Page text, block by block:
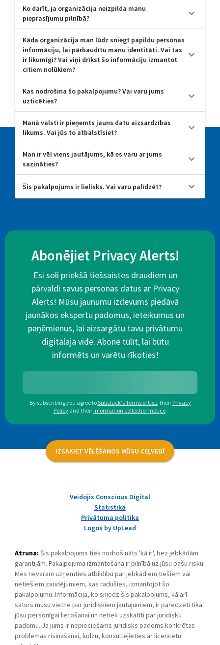
Ko darīt, ja organizācija neizpilda manu
pieprasījumu pilnībā?
Kāda organizācija man lūdz sniegt papildu personas
informāciju, lai pārbaudītu manu identitāti. Vai tas
ir likumīgi? Vai viņi drīkst šo informāciju izmantot
citiem nolūkiem?
Kas nodrošina šo pakalpojumu? Vai varu jums
uzticēties?
Manā valstī ir pieņemts jauns datu aizsardzības
likums. Vai jūs to atbalstīsiet?
Man ir vēl viens jautājums, kā es varu ar jums
sazināties?
Šis pakalpojums ir lielisks. Vai varu palīdzēt?
Abonējiet Privacy Alerts!
Esi soli priekšā tiešsaistes draudiem un
pārvaldi savus personas datus ar Privacy
Alerts! Mūsu jaunumu izdevums piedāvā
jaunākos ekspertu padomus, ieteikumus un
paņēmienus, lai aizsargātu tavu privātumu
digitālajā vidē. Abonē tūlīt, lai būtu
informēts un varētu rīkoties!
By subscribing you agree toSubstack's Terms of Use, their Privacy
Policy and their Information collection notice.
IZSAKIET VĒLĒŠANOS MŪSU CEĻVEDĪ
Veidojis Conscious Digital
Statistika
Privātuma politika
Logos by UpLead
Atruna: Šis pakalpojums tiek nodrošināts 'kā ir', bez jebkādām
garantijām. Pakalpojuma izmantošana ir pilnībā uz jūsu pašu risku.
Mēs nevaram uzņemties atbildību par jebkādiem tiešiem vai
netiešiem zaudējumiem, kas radušies, izmantojot šo
pakalpojumu. Informācija, ko sniedz šis pakalpojums, kā arī
saturs mūsu vietnē par juridiskiem jautājumiem, ir paredzēti tikai
jūsu personīgai lietošanai un netiek uzskatīti par juridisku
padomu. Ja jums ir nepieciešams juridisks padoms konkrētas
problēmas risināšanai, lūdzu, konsultējieties ar licencētu